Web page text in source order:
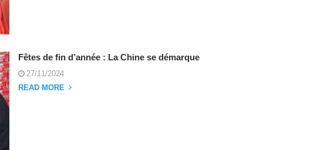
Fêtes de fin d’année : La Chine se démarque
27/11/2024
READ MORE